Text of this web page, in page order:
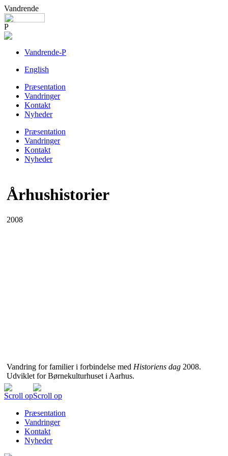
Vandrende
P
Vandrende-P
English
Præsentation
Vandringer
Kontakt
Nyheder
Præsentation
Vandringer
Kontakt
Nyheder
Århushistorier
2008
Vandring for familier i forbindelse med Historiens dag 2008.
Udviklet for Børnekulturhuset i Aarhus.
Scroll opScroll op
Præsentation
Vandringer
Kontakt
Nyheder